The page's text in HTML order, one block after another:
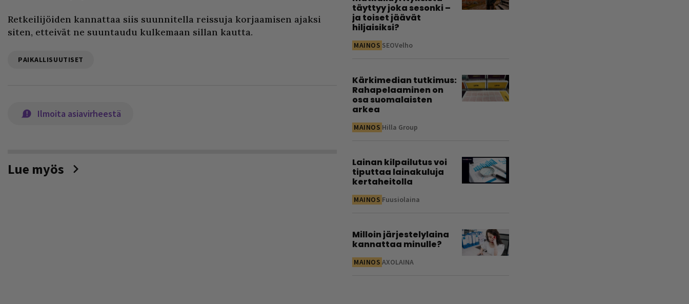
Retkeilijöiden kannattaa siis suunnitella reissuja korjaamisen ajaksi
siten, etteivät ne suuntaudu kulkemaan sillan kautta.
PAIKALLISUUTISET
Ilmoita asiavirheestä
Lue myös
täyttyy joka sesonki –
ja toiset jäävät
hiljaisiksi?
MAINOS SEOVelho
Kärkimedian tutkimus:
Rahapelaaminen on
osa suomalaisten
arkea
MAINOS Hilla Group
Lainan kilpailutus voi
tiputtaa lainakuluja
kertaheitolla
MAINOS Fuusiolaina
Milloin järjestelylaina
kannattaa minulle?
MAINOS AXOLAINA